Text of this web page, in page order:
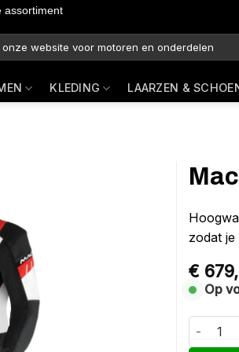
assortiment
KLEDING LAARZEN &
zodat
€
Op
Macna